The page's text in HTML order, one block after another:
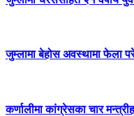
जुम्लामा बेहोस अवस्थामा फेला
कर्णालीमा कांग्रेसका चार